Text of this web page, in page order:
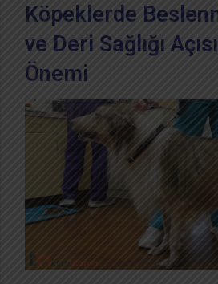
Köpeklerde
ve Deri Sağlığı
Önemi